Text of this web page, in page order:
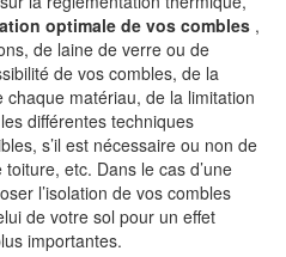
optimale de vos combles ,
de laine de verre ou de
de vos combles, de la
chaque matériau, de la limitation
différentes techniques
s’il est nécessaire ou non de
etc. Dans le cas d’une
l’isolation de vos combles
de votre sol pour un effet
importantes.